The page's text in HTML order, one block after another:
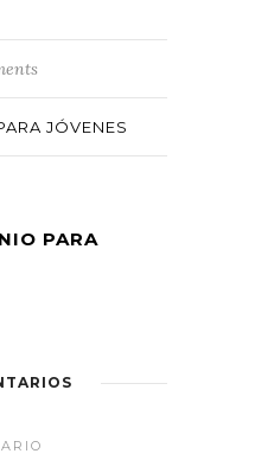
JÓVENES
PARA